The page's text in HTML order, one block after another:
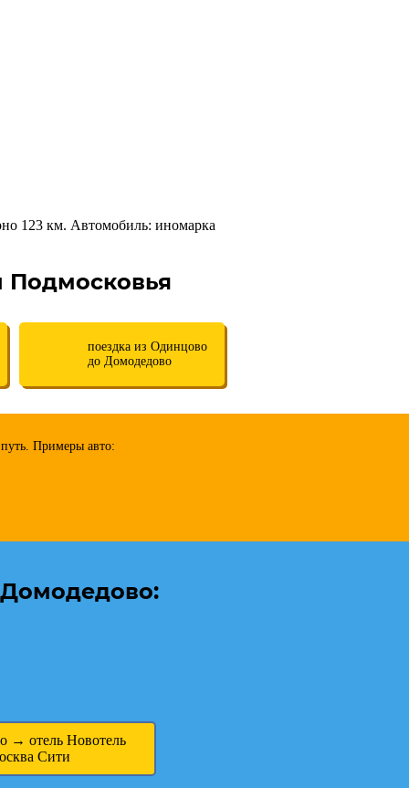
123 км. Автомобиль: иномарка
Подмосковья
поездка из Одинцово
до Домодедово
Примеры авто:
→ отель Новотель
Сити